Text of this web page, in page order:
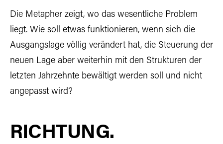
Die Metapher zeigt, wo das wesentliche Problem
liegt. Wie soll etwas funktionieren, wenn sich die
Ausgangslage völlig verändert hat, die Steuerung der
neuen Lage aber weiterhin mit den Strukturen der
letzten Jahrzehnte bewältigt werden soll und nicht
angepasst wird?
RICHTUNG.